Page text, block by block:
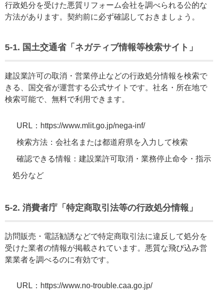
行政処分を受けた悪質リフォーム会社を調べられる公的な
方法があります。契約前に必ず確認しておきましょう。
5-1. 国土交通省「ネガティブ情報等検索サイト」
建設業許可の取消・営業停止などの行政処分情報を検索で
きる、国交省が運営する公式サイトです。社名・所在地で
検索可能で、無料で利用できます。
URL：https://www.mlit.go.jp/nega-inf/
検索方法：会社名または都道府県を入力して検索
確認できる情報：建設業許可取消・業務停止命令・指示
処分など
5-2. 消費者庁「特定商取引法等の行政処分情報」
訪問販売・電話勧誘などで特定商取引法に違反して処分を
受けた業者の情報が掲載されています。悪質な飛び込み営
業業者を調べるのに有効です。
URL：https://www.no-trouble.caa.go.jp/